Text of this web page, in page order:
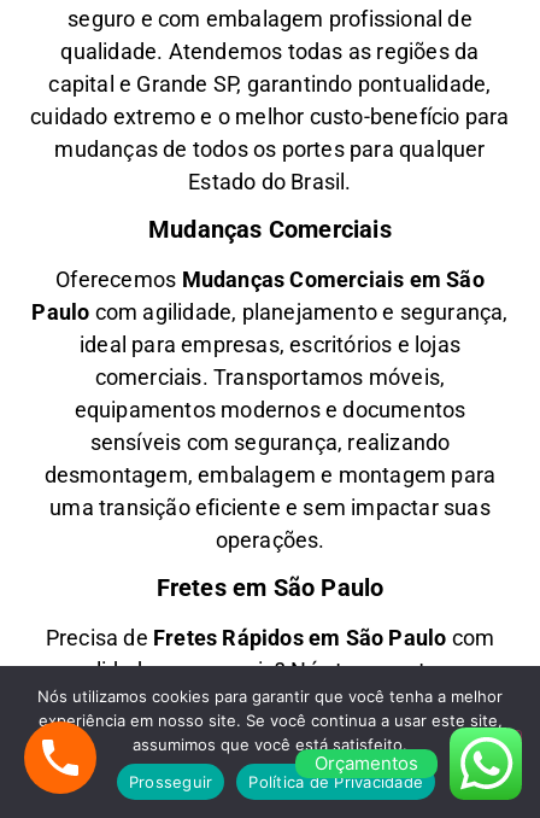
seguro e com embalagem profissional de
qualidade. Atendemos todas as regiões da
capital e Grande SP, garantindo pontualidade,
cuidado extremo e o melhor custo-benefício para
mudanças de todos os portes para qualquer
Estado do Brasil.
Mudanças Comerciais
Oferecemos Mudanças Comerciais em São
Paulo com agilidade, planejamento e segurança,
ideal para empresas, escritórios e lojas
comerciais. Transportamos móveis,
equipamentos modernos e documentos
sensíveis com segurança, realizando
desmontagem, embalagem e montagem para
uma transição eficiente e sem impactar suas
operações.
Fretes em São Paulo
Precisa de Fretes Rápidos em São Paulo com
qualidade e economia? Nós transportamos
móveis, eletrodomésticos, caixas diversas e
mercadorias com agendamento flexível e equipe
treinada. Trabalhamos com veículos equipados,
frota própria e suporte especializado para
Orçamentos
Nós utilizamos cookies para garantir que você tenha a melhor
experiência em nosso site. Se você continua a usar este site,
assumimos que você está satisfeito.
Prosseguir
Política de Privacidade